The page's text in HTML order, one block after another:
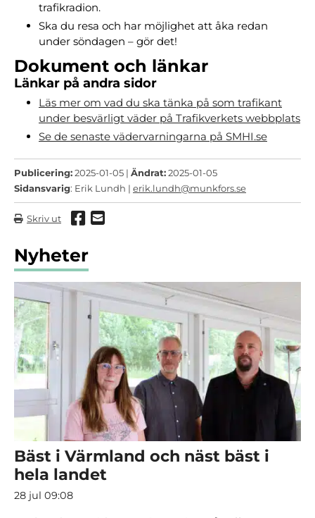
trafikradion.
Ska du resa och har möjlighet att åka redan
under söndagen – gör det!
Dokument och länkar
Länkar på andra sidor
Läs mer om vad du ska tänka på som trafikant
under besvärligt väder på Trafikverkets webbplats
Se de senaste vädervarningarna på SMHI.se
Publicering:2025-01-05 | Ändrat:2025-01-05
Sidansvarig: Erik Lundh | erik.lundh@munkfors.se
Skriv ut Dela via Facebook
Dela via mail
Nyheter
Bäst i Värmland och näst bäst i
hela landet
28 jul 09:08